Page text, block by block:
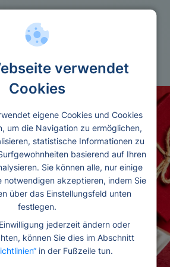
verwendet
Cookies
eigene Cookies und Cookies
um die Navigation zu ermöglichen,
statistische Informationen zu
basierend auf Ihren
Sie können alle, nur einige
notwendigen akzeptieren, indem Sie
über das Einstellungsfeld unten
festlegen.
jederzeit ändern oder
können Sie dies im Abschnitt
in der Fußzeile tun.